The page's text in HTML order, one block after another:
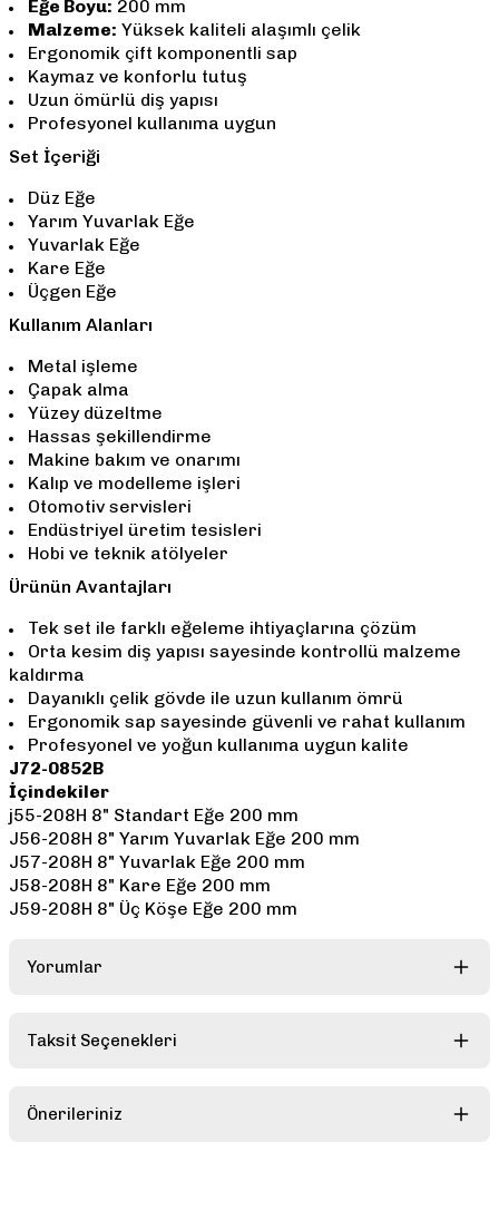
Eğe Boyu: 200 mm
Malzeme: Yüksek kaliteli alaşımlı çelik
Ergonomik çift komponentli sap
Kaymaz ve konforlu tutuş
Uzun ömürlü diş yapısı
Profesyonel kullanıma uygun
Set İçeriği
Düz Eğe
Yarım Yuvarlak Eğe
Yuvarlak Eğe
Kare Eğe
Üçgen Eğe
Kullanım Alanları
Metal işleme
Çapak alma
Yüzey düzeltme
Hassas şekillendirme
Makine bakım ve onarımı
Kalıp ve modelleme işleri
Otomotiv servisleri
Endüstriyel üretim tesisleri
Hobi ve teknik atölyeler
Ürünün Avantajları
Tek set ile farklı eğeleme ihtiyaçlarına çözüm
Orta kesim diş yapısı sayesinde kontrollü malzeme
kaldırma
Dayanıklı çelik gövde ile uzun kullanım ömrü
Ergonomik sap sayesinde güvenli ve rahat kullanım
Profesyonel ve yoğun kullanıma uygun kalite
J72-0852B
İçindekiler
j55-208H 8" Standart Eğe 200 mm
J56-208H 8" Yarım Yuvarlak Eğe 200 mm
J57-208H 8" Yuvarlak Eğe 200 mm
J58-208H 8" Kare Eğe 200 mm
J59-208H 8" Üç Köşe Eğe 200 mm
Yorumlar
Taksit Seçenekleri
Önerileriniz